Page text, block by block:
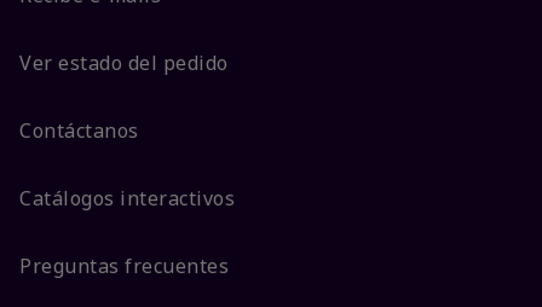
Ver estado del pedido
Contáctanos
Catálogos interactivos
Preguntas frecuentes